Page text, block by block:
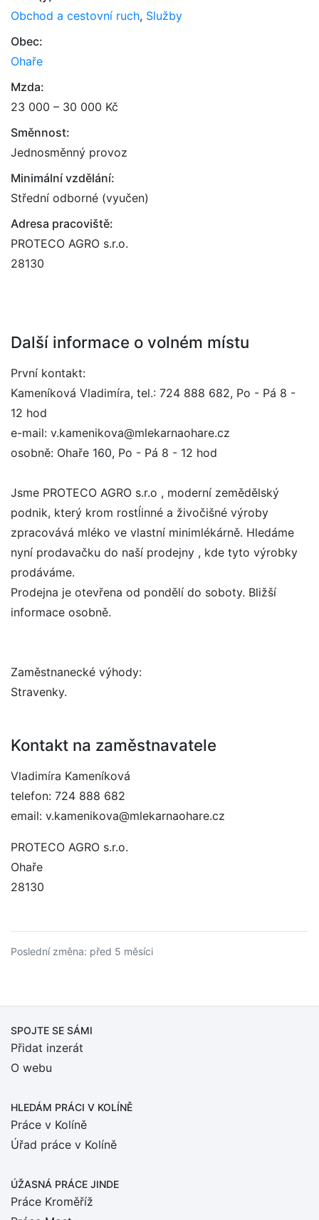
Obchod a cestovní ruch, Služby
Obec:
Ohaře
Mzda:
23 000 – 30 000 Kč
Směnnost:
Jednosměnný provoz
Minimální vzdělání:
Střední odborné (vyučen)
Adresa pracoviště:
PROTECO AGRO s.r.o.
28130
Další informace o volném místu
První kontakt:
Kameníková Vladimíra, tel.: 724 888 682, Po - Pá 8 -
12 hod
e-mail: v.kamenikova@mlekarnaohare.cz
osobně: Ohaře 160, Po - Pá 8 - 12 hod
Jsme PROTECO AGRO s.r.o , moderní zemědělský
podnik, který krom rostĺinné a živočišné výroby
zpracovává mléko ve vlastní minimlékárně. Hledáme
nyní prodavačku do naší prodejny , kde tyto výrobky
prodáváme.
Prodejna je otevřena od pondělí do soboty. Bližší
informace osobně.
Zaměstnanecké výhody:
Stravenky.
Kontakt na zaměstnavatele
Vladimíra Kameníková
telefon: 724 888 682
email: v.kamenikova@mlekarnaohare.cz
PROTECO AGRO s.r.o.
Ohaře
28130
Poslední změna: před 5 měsíci
SPOJTE SE SÁMI
Přidat inzerát
O webu
HLEDÁM PRÁCI V KOLÍNĚ
Práce v Kolíně
Úřad práce v Kolíně
ÚŽASNÁ PRÁCE JINDE
Práce Kroměříž